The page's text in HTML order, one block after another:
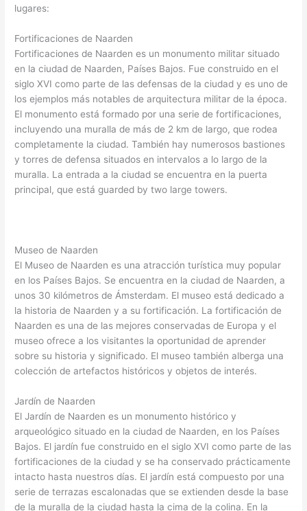
lugares:
Fortificaciones de Naarden
Fortificaciones de Naarden es un monumento militar situado
en la ciudad de Naarden, Países Bajos. Fue construido en el
siglo XVI como parte de las defensas de la ciudad y es uno de
los ejemplos más notables de arquitectura militar de la época.
El monumento está formado por una serie de fortificaciones,
incluyendo una muralla de más de 2 km de largo, que rodea
completamente la ciudad. También hay numerosos bastiones
y torres de defensa situados en intervalos a lo largo de la
muralla. La entrada a la ciudad se encuentra en la puerta
principal, que está guarded by two large towers.
Museo de Naarden
El Museo de Naarden es una atracción turística muy popular
en los Países Bajos. Se encuentra en la ciudad de Naarden, a
unos 30 kilómetros de Ámsterdam. El museo está dedicado a
la historia de Naarden y a su fortificación. La fortificación de
Naarden es una de las mejores conservadas de Europa y el
museo ofrece a los visitantes la oportunidad de aprender
sobre su historia y significado. El museo también alberga una
colección de artefactos históricos y objetos de interés.
Jardín de Naarden
El Jardín de Naarden es un monumento histórico y
arqueológico situado en la ciudad de Naarden, en los Países
Bajos. El jardín fue construido en el siglo XVI como parte de las
fortificaciones de la ciudad y se ha conservado prácticamente
intacto hasta nuestros días. El jardín está compuesto por una
serie de terrazas escalonadas que se extienden desde la base
de la muralla de la ciudad hasta la cima de la colina. En la